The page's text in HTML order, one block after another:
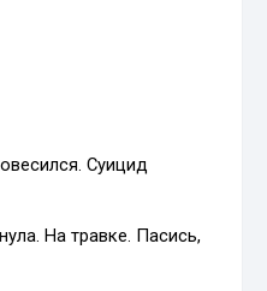
Суицид
На травке. Пасись,